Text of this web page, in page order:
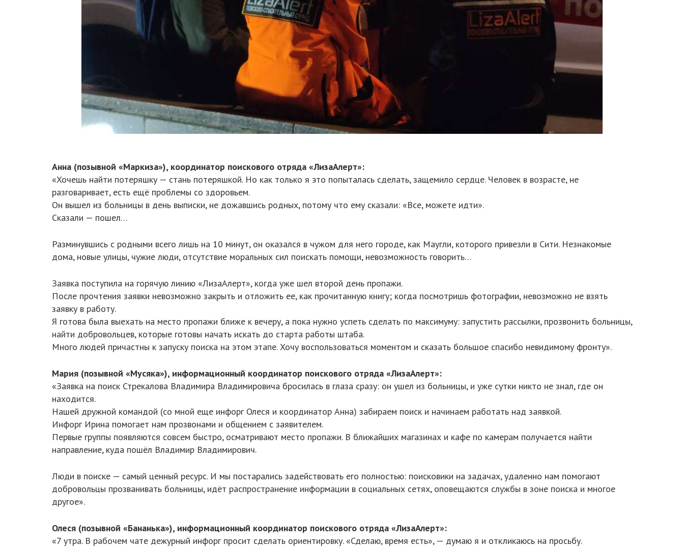
Анна (позывной «Маркиза»), координатор поискового отряда «ЛизаАлерт»:
«Хочешь найти потеряшку — стань потеряшкой. Но как только я это попыталась сделать, защемило сердце. Человек в возрасте, не
разговаривает, есть ещё проблемы со здоровьем.
Он вышел из больницы в день выписки, не дожавшись родных, потому что ему сказали: «Все, можете идти».
Сказали — пошел…
Разминувшись с родными всего лишь на 10 минут, он оказался в чужом для него городе, как Маугли, которого привезли в Сити. Незнакомые
дома, новые улицы, чужие люди, отсутствие моральных сил поискать помощи, невозможность говорить…
Заявка поступила на горячую линию «ЛизаАлерт», когда уже шел второй день пропажи.
После прочтения заявки невозможно закрыть и отложить ее, как прочитанную книгу; когда посмотришь фотографии, невозможно не взять
заявку в работу.
Я готова была выехать на место пропажи ближе к вечеру, а пока нужно успеть сделать по максимуму: запустить рассылки, прозвонить больницы,
найти добровольцев, которые готовы начать искать до старта работы штаба.
Много людей причастны к запуску поиска на этом этапе. Хочу воспользоваться моментом и сказать большое спасибо невидимому фронту».
Мария (позывной «Мусяка»), информационный координатор поискового отряда «ЛизаАлерт»:
«Заявка на поиск Стрекалова Владимира Владимировича бросилась в глаза сразу: он ушел из больницы, и уже сутки никто не знал, где он
находится.
Нашей дружной командой (со мной еще инфорг Олеся и координатор Анна) забираем поиск и начинаем работать над заявкой.
Инфорг Ирина помогает нам прозвонами и общением с заявителем.
Первые группы появляются совсем быстро, осматривают место пропажи. В ближайших магазинах и кафе по камерам получается найти
направление, куда пошёл Владимир Владимирович.
Люди в поиске — самый ценный ресурс. И мы постарались задействовать его полностью: поисковики на задачах, удаленно нам помогают
добровольцы прозванивать больницы, идёт распространение информации в социальных сетях, оповещаются службы в зоне поиска и многое
другое».
Олеся (позывной «Бананька»), информационный координатор поискового отряда «ЛизаАлерт»:
«7 утра. В рабочем чате дежурный инфорг просит сделать ориентировку. «Сделаю, время есть», — думаю я и откликаюсь на просьбу.